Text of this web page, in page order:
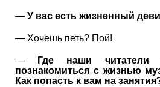
— У вас есть жизненный
— Хочешь петь? Пой!
—
Где наши читатели
познакомиться с жизнью
Как попасть к вам на